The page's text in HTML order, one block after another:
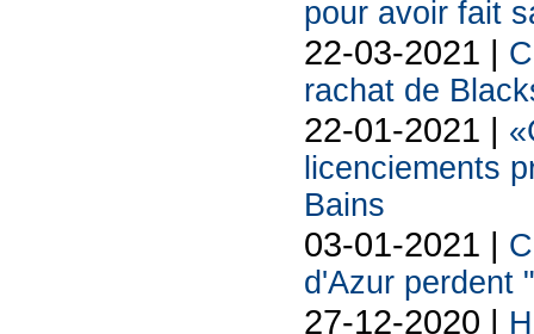
pour avoir fait
22-03-2021 |
rachat de
22-01-2021 |
licenciements
Bains
03-01-2021 |
d'Azur perdent
27-12-2020 |